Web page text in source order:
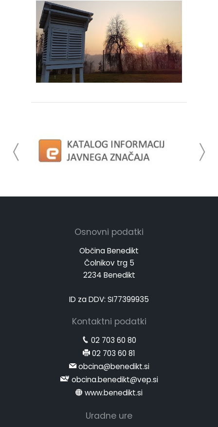
Osnovni podatki
Občina Benedikt
Čolnikov trg 5
2234 Benedikt
ID za DDV: SI77399935
Kontaktni podatki
02 703 60 80
02 703 60 81
obcina@benedikt.si
obcina.benedikt@vep.si
www.benedikt.si
Uradne ure